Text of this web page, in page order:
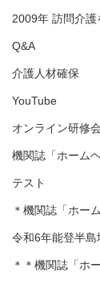
2009年 訪問介護
Q&A
介護人材確保
YouTube
オンライン研修会
機関誌「ホーム
テスト
＊機関誌「ホー
令和6年能登半島
＊＊機関誌「ホ